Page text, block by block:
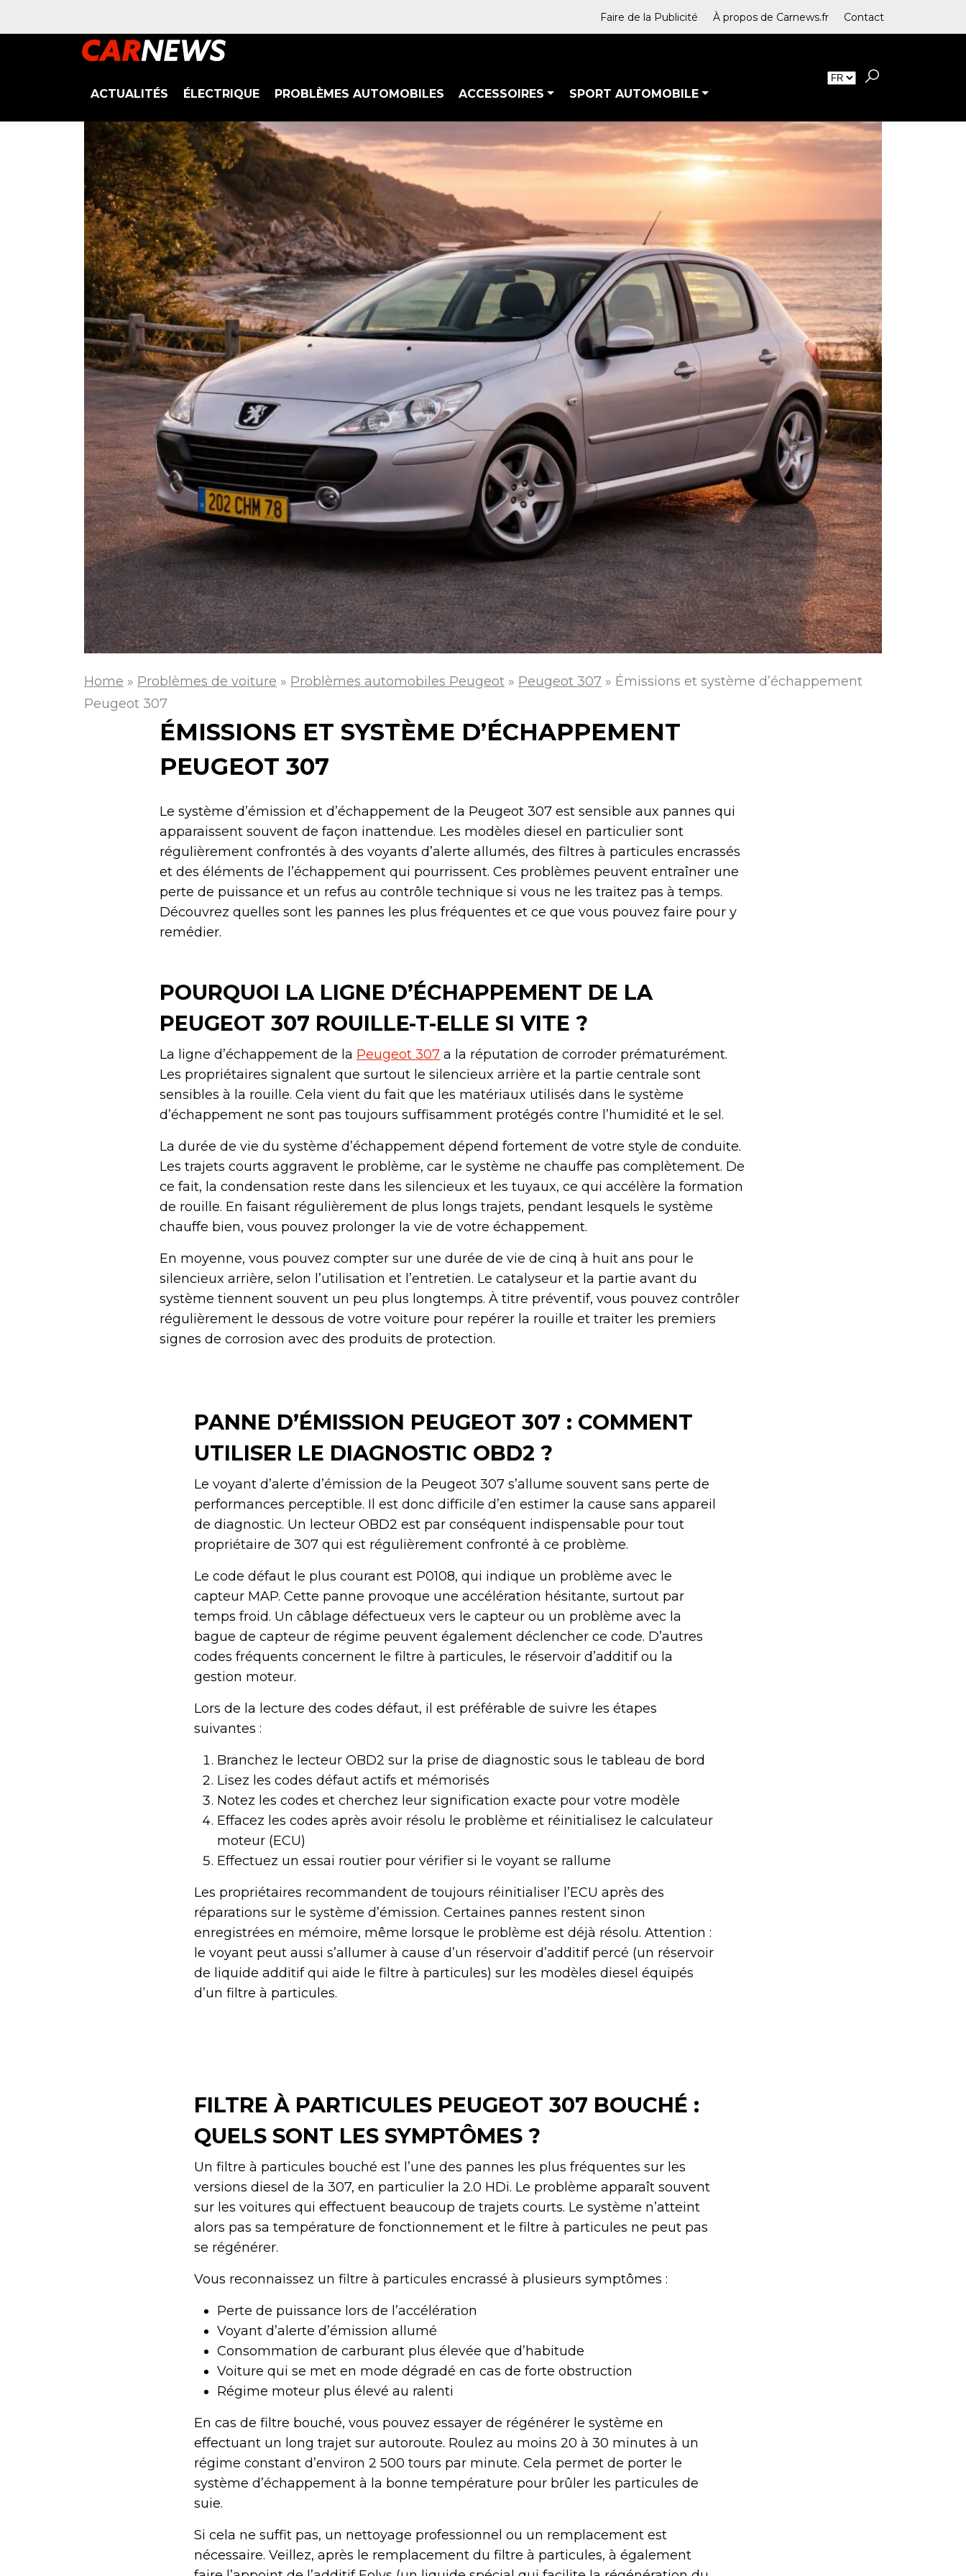
Faire de la Publicité À propos de Carnews.fr Contact
ACTUALITÉS ÉLECTRIQUE PROBLÈMES AUTOMOBILES ACCESSOIRES SPORT AUTOMOBILE
Home » Problèmes de voiture » Problèmes automobiles Peugeot » Peugeot 307 » Émissions et système d’échappement
Peugeot 307
ÉMISSIONS ET SYSTÈME D’ÉCHAPPEMENT
PEUGEOT 307
Le système d’émission et d’échappement de la Peugeot 307 est sensible aux pannes qui
apparaissent souvent de façon inattendue. Les modèles diesel en particulier sont
régulièrement confrontés à des voyants d’alerte allumés, des filtres à particules encrassés
et des éléments de l’échappement qui pourrissent. Ces problèmes peuvent entraîner une
perte de puissance et un refus au contrôle technique si vous ne les traitez pas à temps.
Découvrez quelles sont les pannes les plus fréquentes et ce que vous pouvez faire pour y
remédier.
POURQUOI LA LIGNE D’ÉCHAPPEMENT DE LA
PEUGEOT 307 ROUILLE-T-ELLE SI VITE ?
La ligne d’échappement de la Peugeot 307 a la réputation de corroder prématurément.
Les propriétaires signalent que surtout le silencieux arrière et la partie centrale sont
sensibles à la rouille. Cela vient du fait que les matériaux utilisés dans le système
d’échappement ne sont pas toujours suffisamment protégés contre l’humidité et le sel.
La durée de vie du système d’échappement dépend fortement de votre style de conduite.
Les trajets courts aggravent le problème, car le système ne chauffe pas complètement. De
ce fait, la condensation reste dans les silencieux et les tuyaux, ce qui accélère la formation
de rouille. En faisant régulièrement de plus longs trajets, pendant lesquels le système
chauffe bien, vous pouvez prolonger la vie de votre échappement.
En moyenne, vous pouvez compter sur une durée de vie de cinq à huit ans pour le
silencieux arrière, selon l’utilisation et l’entretien. Le catalyseur et la partie avant du
système tiennent souvent un peu plus longtemps. À titre préventif, vous pouvez contrôler
régulièrement le dessous de votre voiture pour repérer la rouille et traiter les premiers
signes de corrosion avec des produits de protection.
PANNE D’ÉMISSION PEUGEOT 307 : COMMENT
UTILISER LE DIAGNOSTIC OBD2 ?
Le voyant d’alerte d’émission de la Peugeot 307 s’allume souvent sans perte de
performances perceptible. Il est donc difficile d’en estimer la cause sans appareil
de diagnostic. Un lecteur OBD2 est par conséquent indispensable pour tout
propriétaire de 307 qui est régulièrement confronté à ce problème.
Le code défaut le plus courant est P0108, qui indique un problème avec le
capteur MAP. Cette panne provoque une accélération hésitante, surtout par
temps froid. Un câblage défectueux vers le capteur ou un problème avec la
bague de capteur de régime peuvent également déclencher ce code. D’autres
codes fréquents concernent le filtre à particules, le réservoir d’additif ou la
gestion moteur.
Lors de la lecture des codes défaut, il est préférable de suivre les étapes
suivantes :
Branchez le lecteur OBD2 sur la prise de diagnostic sous le tableau de bord
Lisez les codes défaut actifs et mémorisés
Notez les codes et cherchez leur signification exacte pour votre modèle
Effacez les codes après avoir résolu le problème et réinitialisez le calculateur
moteur (ECU)
Effectuez un essai routier pour vérifier si le voyant se rallume
Les propriétaires recommandent de toujours réinitialiser l’ECU après des
réparations sur le système d’émission. Certaines pannes restent sinon
enregistrées en mémoire, même lorsque le problème est déjà résolu. Attention :
le voyant peut aussi s’allumer à cause d’un réservoir d’additif percé (un réservoir
de liquide additif qui aide le filtre à particules) sur les modèles diesel équipés
d’un filtre à particules.
FILTRE À PARTICULES PEUGEOT 307 BOUCHÉ :
QUELS SONT LES SYMPTÔMES ?
Un filtre à particules bouché est l’une des pannes les plus fréquentes sur les
versions diesel de la 307, en particulier la 2.0 HDi. Le problème apparaît souvent
sur les voitures qui effectuent beaucoup de trajets courts. Le système n’atteint
alors pas sa température de fonctionnement et le filtre à particules ne peut pas
se régénérer.
Vous reconnaissez un filtre à particules encrassé à plusieurs symptômes :
Perte de puissance lors de l’accélération
Voyant d’alerte d’émission allumé
Consommation de carburant plus élevée que d’habitude
Voiture qui se met en mode dégradé en cas de forte obstruction
Régime moteur plus élevé au ralenti
En cas de filtre bouché, vous pouvez essayer de régénérer le système en
effectuant un long trajet sur autoroute. Roulez au moins 20 à 30 minutes à un
régime constant d’environ 2 500 tours par minute. Cela permet de porter le
système d’échappement à la bonne température pour brûler les particules de
suie.
Si cela ne suffit pas, un nettoyage professionnel ou un remplacement est
nécessaire. Veillez, après le remplacement du filtre à particules, à également